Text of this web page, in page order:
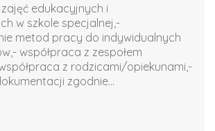
edukacyjnych i
w szkole specjalnej,-
metod pracy do indywidualnych
współpraca z zespołem
z rodzicami/opiekunami,-
zgodnie...